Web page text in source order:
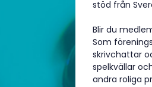
stöd från
Blir du
Som
skrivchattar
spelkvällar
andra roliga